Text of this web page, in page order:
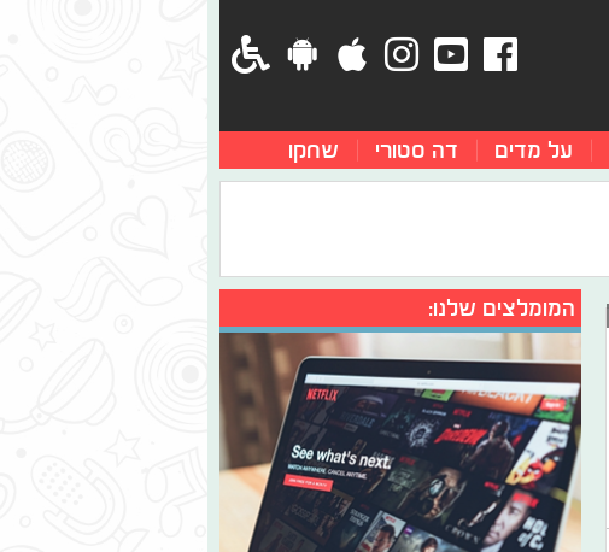
על מדים דה סטורי שחקו
המומלצים שלנו: